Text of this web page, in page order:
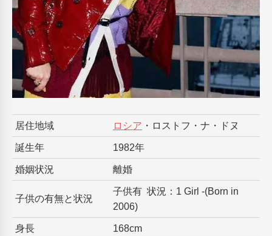
居住地域 ロシア ・ロストフ・ナ・ドヌ
誕生年 1982年
婚姻状況 離婚
子供の有無と状況
子供有 状況：1 Girl -(Born in
2006)
身長 168cm